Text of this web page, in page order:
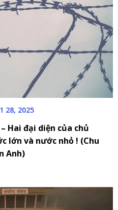
28, 2025
Hai đại diện của chủ
lớn và nước nhỏ ! (Chu
Anh)